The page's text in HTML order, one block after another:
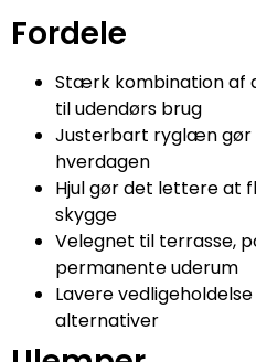
Fordele
Stærk kombination af
til udendørs brug
Justerbart ryglæn gør
hverdagen
Hjul gør det lettere at
skygge
Velegnet til terrasse,
permanente uderum
Lavere
alternativer